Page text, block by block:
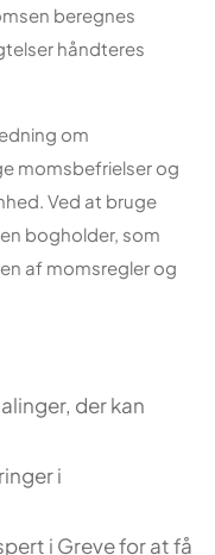
beregnes
håndteres
om
momsbefrielser og
Ved at bruge
bogholder, som
af momsregler og
der kan
i
i Greve for at få